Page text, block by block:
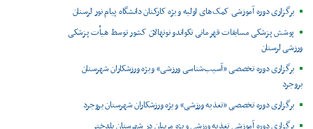
برگزاری دوره آموزشی کمک‌های اولیه ویژه کارکنان دانشگاه پیام نور لرستان
پوشش پزشکی مسابقات قهرمانی تکواندو نونهالان کشور توسط هیأت پزشکی
ورزشی لرستان
برگزاری دوره تخصصی «آسیب‌شناسی ورزشی» ویژه ورزشکاران شهرستان
بروجرد
برگزاری دوره تخصصی «تغذیه ورزشی» ویژه ورزشکاران شهرستان بروجرد